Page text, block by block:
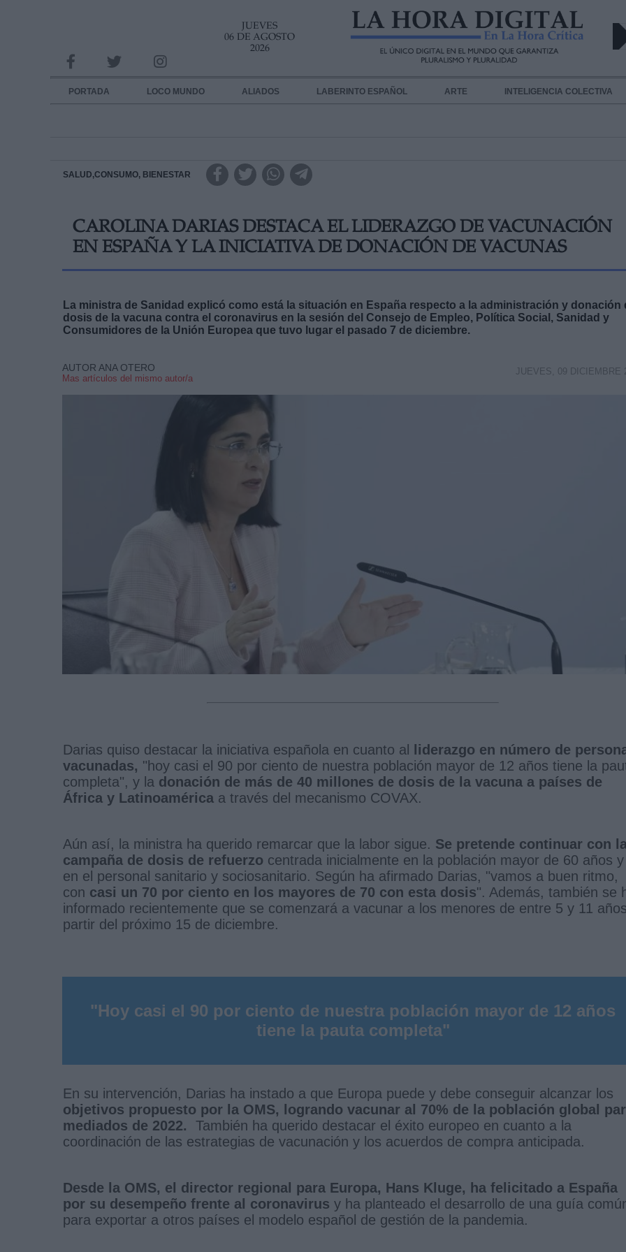
JUEVES
06 DE AGOSTO
2026
PORTADA LOCO MUNDO ALIADOS LABERINTO ESPAÑOL ARTE INTELIGENCIA COLECTIVA
SALUD,CONSUMO, BIENESTAR
CAROLINA DARIAS DESTACA EL LIDERAZGO DE VACUNACIÓN
EN ESPAÑA Y LA INICIATIVA DE DONACIÓN DE VACUNAS
La ministra de Sanidad explicó como está la situación en España respecto a la administración y donación
dosis de la vacuna contra el coronavirus en la sesión del Consejo de Empleo, Política Social, Sanidad y
Consumidores de la Unión Europea que tuvo lugar el pasado 7 de diciembre.
AUTOR ANA OTERO
Mas artículos del mismo autor/a
JUEVES, 09 DICIEMBRE
Darias quiso destacar la iniciativa española en cuanto al liderazgo en número de
vacunadas, "hoy casi el 90 por ciento de nuestra población mayor de 12 años tiene la
completa", y la donación de más de 40 millones de dosis de la vacuna a países de
África y Latinoamérica a través del mecanismo COVAX.
Aún así, la ministra ha querido remarcar que la labor sigue. Se pretende continuar con
campaña de dosis de refuerzo centrada inicialmente en la población mayor de 60 años y
en el personal sanitario y sociosanitario. Según ha afirmado Darias, "vamos a buen ritmo,
con casi un 70 por ciento en los mayores de 70 con esta dosis". Además, también se
informado recientemente que se comenzará a vacunar a los menores de entre 5 y 11
partir del próximo 15 de diciembre.
"Hoy casi el 90 por ciento de nuestra población mayor de 12 años
tiene la pauta completa"
En su intervención, Darias ha instado a que Europa puede y debe conseguir alcanzar los
objetivos propuesto por la OMS, logrando vacunar al 70% de la población global
mediados de 2022. También ha querido destacar el éxito europeo en cuanto a la
coordinación de las estrategias de vacunación y los acuerdos de compra anticipada.
Desde la OMS, el director regional para Europa, Hans Kluge, ha felicitado a España
por su desempeño frente al coronavirus y ha planteado el desarrollo de una guía
para exportar a otros países el modelo español de gestión de la pandemia.
INFORMACION SOBRE LA PROTECCIÓN DE TUS DATOS
Responsable:
Destinatarios:
link
Información adicional
link